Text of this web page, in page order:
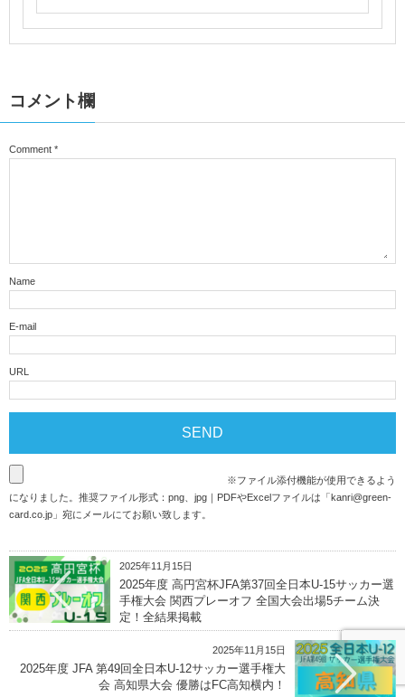
コメント欄
Comment *
Name
E-mail
URL
※ファイル添付機能が使用できるよう
になりました。推奨ファイル形式：png、jpg｜PDFやExcelファイルは「 kanri@green-
card.co.jp 」宛にメールにてお願い致します。
2025年11月15日
2025年度 高円宮杯JFA第37回全日本U-15サッカー選
手権大会 関西プレーオフ 全国大会出場5チーム決
定！全結果掲載
2025年11月15日
2025年度 JFA 第49回全日本U-12サッカー選手権大
会 高知県大会 優勝はFC高知横内！